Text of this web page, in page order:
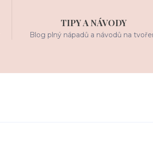
TIPY A NÁVODY
Blog plný nápadů a návodů na